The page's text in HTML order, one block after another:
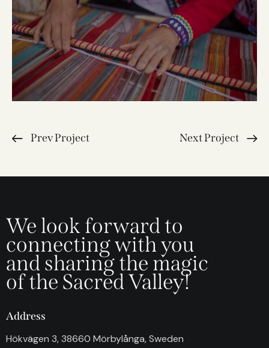
Prev Project Next Project
We look forward to
connecting with you
and sharing the magic
of the Sacred Valley!
Address
Hökvägen 3, 38660 Mörbylånga, Sweden